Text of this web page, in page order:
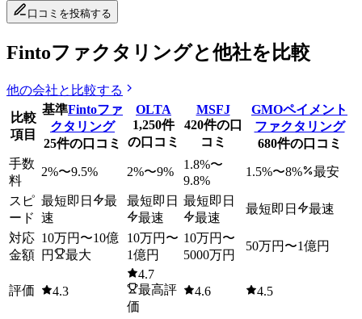
口コミを投稿する
Fintoファクタリングと他社を比較
他の会社と比較する
比較
項目
基準Fintoファ
クタリング
25件の口コミ
OLTA
1,250件
の口コミ
MSFJ
420件の口
コミ
GMOペイメント
ファクタリング
680件の口コミ
手数
料
2%〜9.5% 2%〜9%
1.8%〜
9.8%
1.5%〜8% 最安
スピ
ード
最短即日
最
速
最短即日
最速
最短即日
最速
最短即日 最速
対応
金額
10万円 〜10億
円
最大
10万円 〜
1億円
10万円 〜
5000万円
50万円 〜1億円
評価 4.3
4.7
最高評
価
4.6 4.5